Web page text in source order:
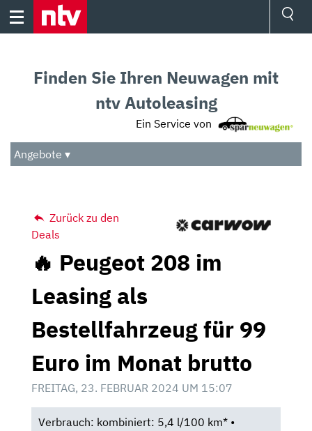
Skip
Audio
Das Beste
Finden Sie Ihren Neuwagen mit
ntv Autoleasing
Ein Service von
Angebote ▾
Zurück zu den
Deals
🔥 Peugeot 208 im
Leasing als
Bestellfahrzeug für 99
Euro im Monat brutto
FREITAG, 23. FEBRUAR 2024 UM 15:07
Verbrauch: kombiniert: 5,4 l/100 km* •